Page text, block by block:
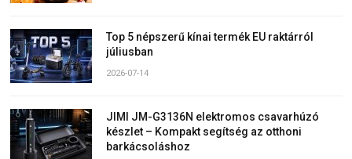
Top 5 népszerű kínai termék EU raktárról
júliusban
2026-07-14
JIMI JM-G3136N elektromos csavarhúzó
készlet – Kompakt segítség az otthoni
barkácsoláshoz